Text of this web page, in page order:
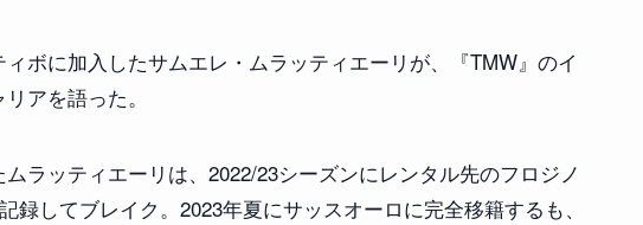
ボに加入したサムエレ・ムラッティエーリが、『TMW』のイ
アを語った。
ラッティエーリは、2022/23シーズンにレンタル先のフロジノ
録してブレイク。2023年夏にサッスオーロに完全移籍するも、